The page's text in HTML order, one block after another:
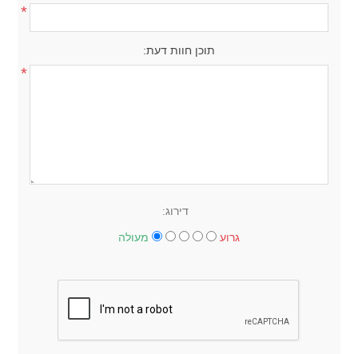
*
תוכן חוות דעת:
*
דירוג:
גרוע מעולה